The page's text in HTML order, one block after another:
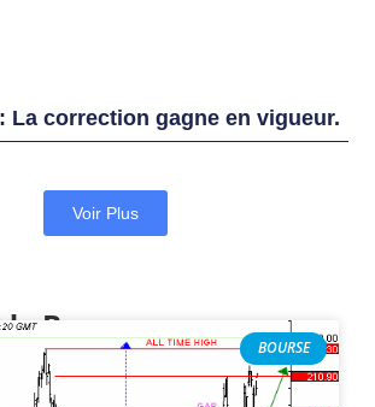
La correction gagne en vigueur.
Voir Plus
Bourse
BOURSE